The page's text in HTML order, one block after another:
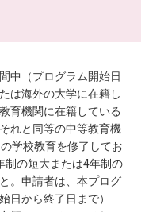
中（プログラム開始日
は海外の大学に在籍し
育機関に在籍している
れと同等の中等教育機
学校教育を修了してお
制の短大または4年制の
。申請者は、本プログ
日から終了日まで）